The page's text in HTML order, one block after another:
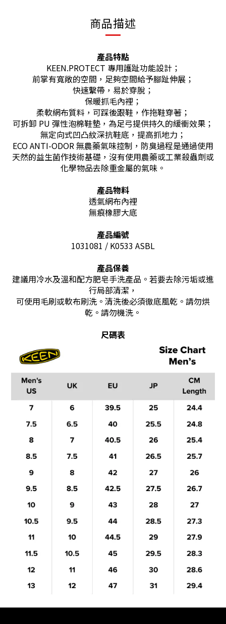
商品描述
產品特點
KEEN.PROTECT 專用護趾功能設計；
前掌有寬敞的空間，足夠空間給予腳趾伸展；
快速繫帶，易於穿脫；
保暖抓毛內裡；
柔軟網布質料，可踩後跟鞋，作拖鞋穿著；
可拆卸 PU 彈性泡棉鞋墊，為足弓提供持久的緩衝效果；
無定向式凹凸紋深抗鞋底，提高抓地力；
ECO ANTI-ODOR 無農藥氣味控制，防臭過程是通過使用
天然的益生菌作技術基礎，沒有使用農藥或工業殺蟲劑或
化學物品去除重金屬的氣味。
產品物料
透氣網布內裡
無痕橡膠大底
產品編號
1031081 / K0533 ASBL
產品保養
建議用冷水及溫和配方肥皂手洗產品。若要去除污垢或進
行局部清潔，
可使用毛刷或軟布刷洗。清洗後必須徹底風乾。請勿烘
乾。請勿機洗。
尺碼表